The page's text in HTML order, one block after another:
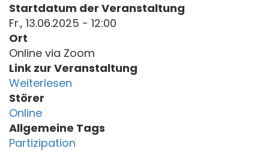
Startdatum der Veranstaltung
Fr., 13.06.2025 - 12:00
Ort
Online via Zoom
Link zur Veranstaltung
Weiterlesen
Störer
Online
Allgemeine Tags
Partizipation